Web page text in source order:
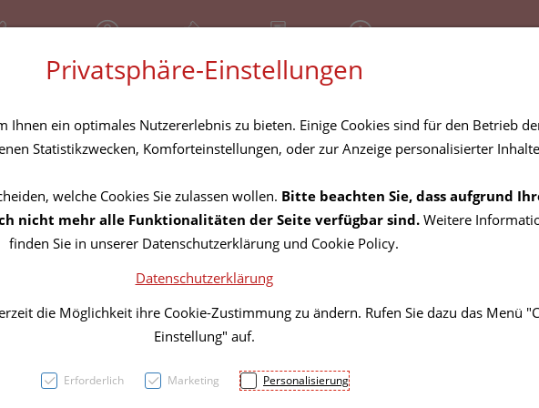
Geschlossen Über uns Rezept-Anfrage
Noreva
Intensiv-
18,66 EUR
Privatsphäre-Einstellungen
Ihnen ein optimales Nutzererlebnis zu bieten. Einige Cookies sind für den Betrieb
Statistikzwecken, Komforteinstellungen, oder zur Anzeige personalisierter
welche Cookies Sie zulassen wollen. Bitte beachten Sie, dass aufgrund
nicht mehr alle Funktionalitäten der Seite verfügbar sind. Weitere
finden Sie in unserer Datenschutzerklärung und Cookie Policy.
Datenschutzerklärung
die Möglichkeit ihre Cookie-Zustimmung zu ändern. Rufen Sie dazu das Menü
Einstellung" auf.
Erforderlich Marketing Personalisierung